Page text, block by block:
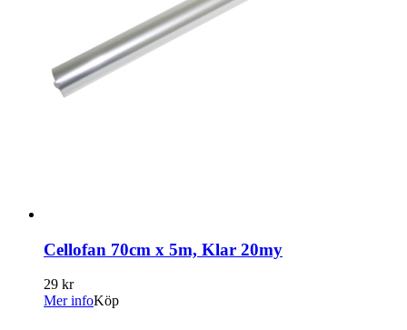
Cellofan 70cm x 5m, Klar 20my
29 kr
Mer infoKöp